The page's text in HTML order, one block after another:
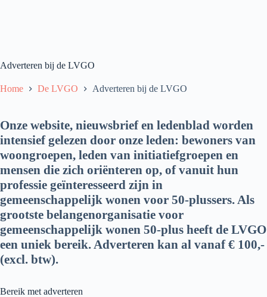
Adverteren bij de LVGO
Home De LVGO Adverteren bij de LVGO
Onze website, nieuwsbrief en ledenblad worden
intensief gelezen door onze leden: bewoners van
woongroepen, leden van initiatiefgroepen en
mensen die zich oriënteren op, of vanuit hun
professie geïnteresseerd zijn in
gemeenschappelijk wonen voor 50-plussers. Als
grootste belangenorganisatie voor
gemeenschappelijk wonen 50-plus heeft de LVGO
een uniek bereik. Adverteren kan al vanaf € 100,-
(excl. btw).
Bereik met adverteren